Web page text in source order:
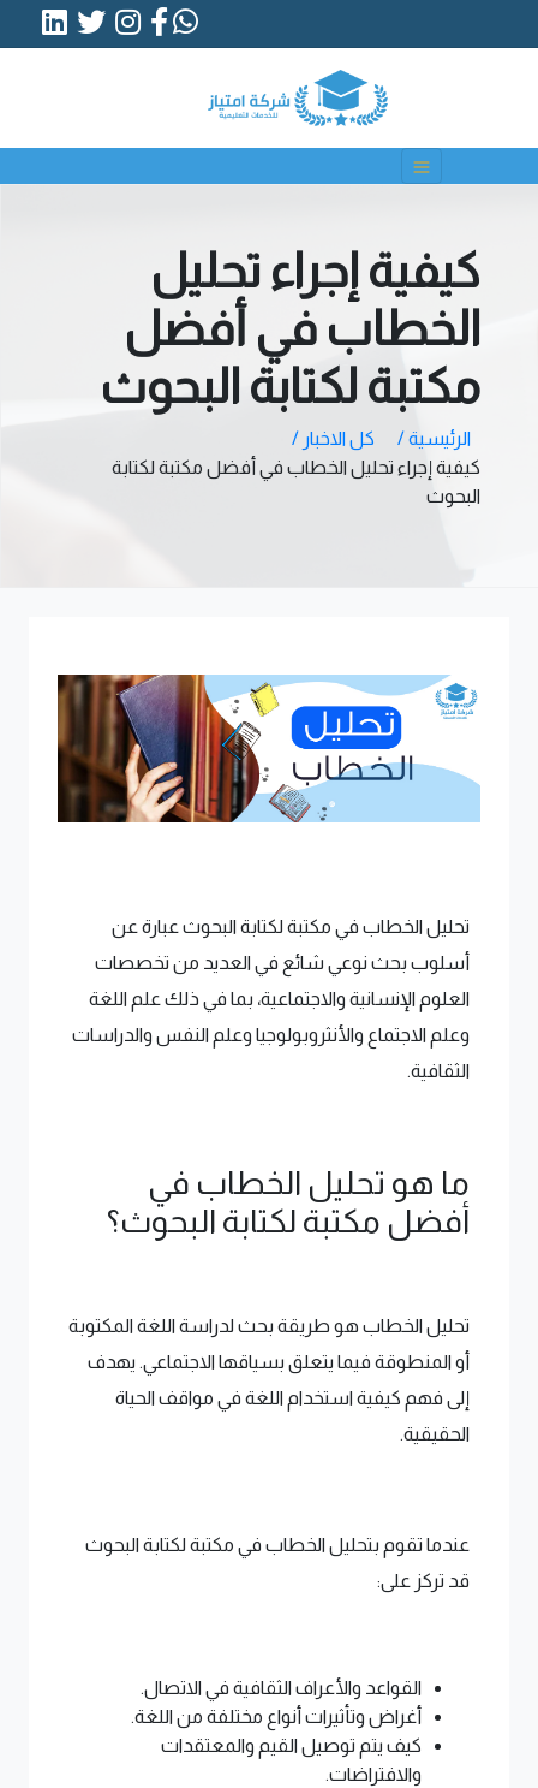
كيفية إجراء تحليل
الخطاب في أفضل
مكتبة لكتابة البحوث
الرئيسية /
كل الاخبار /
كيفية إجراء تحليل الخطاب في أفضل مكتبة لكتابة
البحوث
تحليل الخطاب في مكتبة لكتابة البحوث عبارة عن
أسلوب بحث نوعي شائع في العديد من تخصصات
العلوم الإنسانية والاجتماعية، بما في ذلك علم اللغة
وعلم الاجتماع والأنثروبولوجيا وعلم النفس والدراسات
الثقافية.
ما هو تحليل الخطاب في
أفضل مكتبة لكتابة البحوث؟
تحليل الخطاب هو طريقة بحث لدراسة اللغة المكتوبة
أو المنطوقة فيما يتعلق بسياقها الاجتماعي. يهدف
إلى فهم كيفية استخدام اللغة في مواقف الحياة
الحقيقية.
عندما تقوم بتحليل الخطاب في مكتبة لكتابة البحوث
قد تركز على:
القواعد والأعراف الثقافية في الاتصال.
أغراض وتأثيرات أنواع مختلفة من اللغة.
كيف يتم توصيل القيم والمعتقدات
والافتراضات.